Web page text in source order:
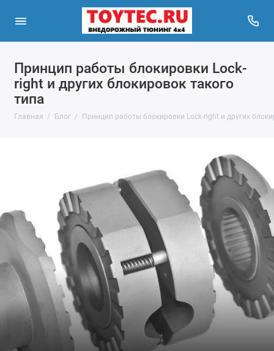
Принцип работы блокировки Lock-
right и других блокировок такого
типа
Главная Блог Принцип работы блокировки Lock-right и других